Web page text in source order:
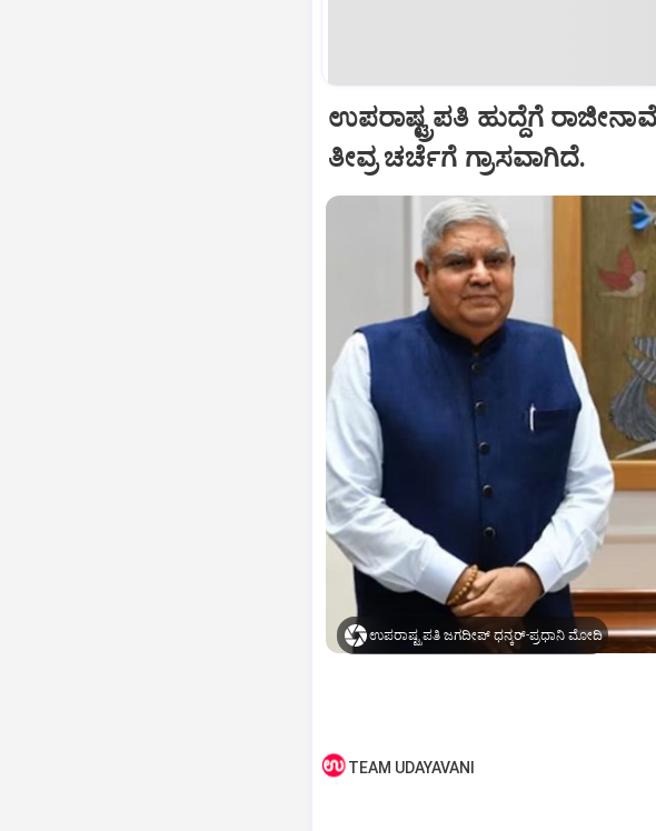
ಉಪರಾಷ್ಟ್ರಪತಿ ಹುದ್ದೆಗೆ
ತೀವ್ರ ಚರ್ಚೆಗೆ ಗ್ರಾಸವಾಗಿದೆ.
ಉಪರಾಷ್ಟ್ರಪತಿ ಜಗದೀಪ್‌ ಧನ್ಕರ್-ಪ್ರಧಾನಿ ಮೋದಿ
TEAM UDAYAVANI